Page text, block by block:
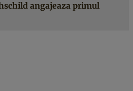
angajeaza primul